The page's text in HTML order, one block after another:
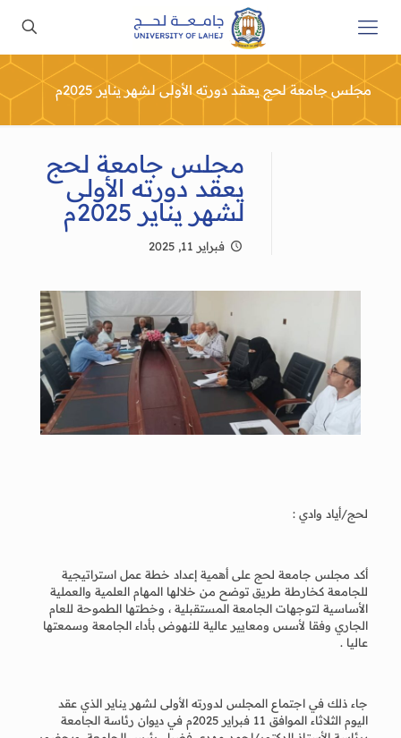
مجلس جامعة لحج يعقد دورته الأولى لشهر يناير 2025م
مجلس جامعة لحج
يعقد دورته الأولى
لشهر يناير 2025م
فبراير 11, 2025
لحج/أياد وادي :
أكد مجلس جامعة لحج على أهمية إعداد خطة عمل استراتيجية
للجامعة كخارطة طريق توضح من خلالها المهام العلمية والعملية
الأساسية لتوجهات الجامعة المستقبلية ، وخطتها الطموحة للعام
الجاري وفقا لأسس ومعايير عالية للنهوض بأداء الجامعة وسمعتها
عاليا .
جاء ذلك في اجتماع المجلس لدورته الأولى لشهر يناير الذي عقد
اليوم الثلاثاء الموافق 11 فبراير 2025م في ديوان رئاسة الجامعة